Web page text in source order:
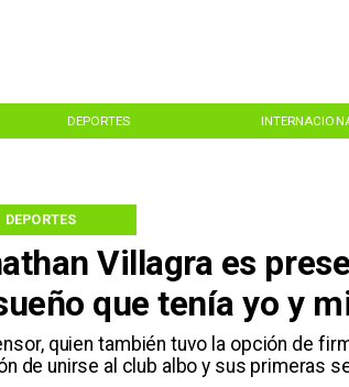
DEPORTES
Villagra es
que tenía yo y
quien también tuvo la opción de
de unirse al club albo y sus primeras
DEPORTES